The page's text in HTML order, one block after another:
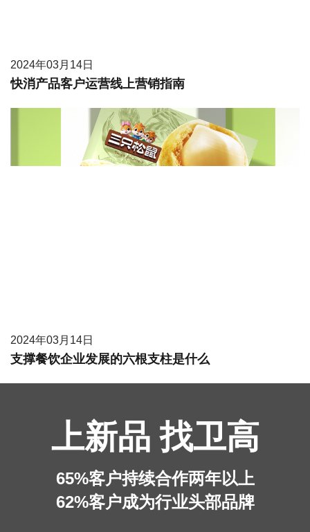
2024年03月14日
快消产品客户运营线上营销指南
2024年03月14日
支撑餐饮企业发展的六根支柱是什么
上新品 找卫高
65%客户持续合作两年以上
62%客户成为行业头部品牌